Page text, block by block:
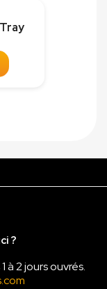
?
à 2 jours ouvrés.